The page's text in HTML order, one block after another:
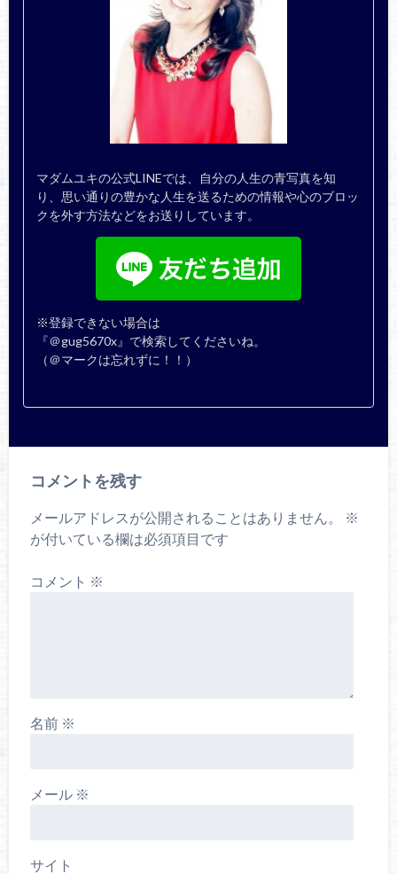
マダムユキの公式LINEでは、自分の人生の青写真を知
り、思い通りの豊かな人生を送るための情報や心のブロッ
クを外す方法などをお送りしています。
※登録できない場合は
『＠gug5670x』で検索してくださいね。
（＠マークは忘れずに！！）
コメントを残す
メールアドレスが公開されることはありません。
※
が付いている欄は必須項目です
コメント ※
名前 ※
メール ※
サイト